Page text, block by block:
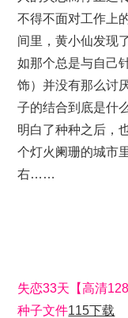
不得不面对工作上
间里，黄小仙发现
如那个总是与自己
饰）并没有那么讨
子的结合到底是什
明白了种种之后，
个灯火阑珊的城市
右……
失恋33天【高清
种子文件115下载